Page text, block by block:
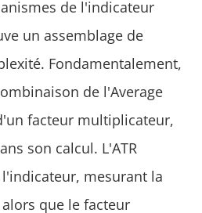
de l'indicateur
un assemblage de
Fondamentalement,
de l'Average
facteur multiplicateur,
son calcul. L'ATR
mesurant la
que le facteur